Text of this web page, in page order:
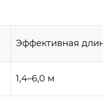
Эффективная
1,4–6,0 м